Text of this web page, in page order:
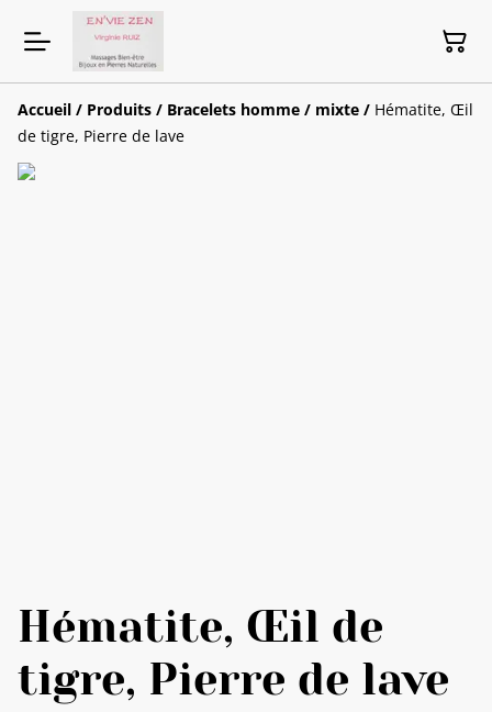
Accueil / Produits / Bracelets homme / mixte / Hématite, Œil
de tigre, Pierre de lave
Hématite, Œil de
tigre, Pierre de lave